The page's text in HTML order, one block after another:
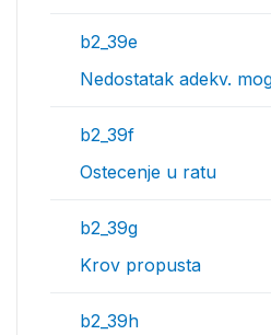
b2_39e
Nedostatak adekv.
b2_39f
Ostecenje u ratu
b2_39g
Krov propusta
b2_39h